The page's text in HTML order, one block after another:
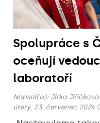
Spolupráce s
oceňují
laboratoří
Napsal(a): Jitka Jiřičková
úterý, 23. červenec 2024